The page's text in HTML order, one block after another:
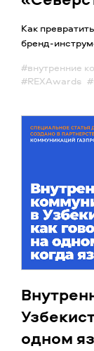
Как
бренд-
#внутренние
#REXAwards
одном